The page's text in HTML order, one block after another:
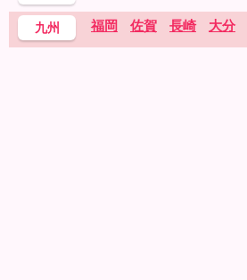
九州 福岡 佐賀 長崎 大分